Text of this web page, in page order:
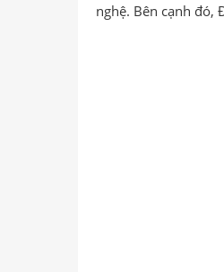
nghệ. Bên cạnh đó,